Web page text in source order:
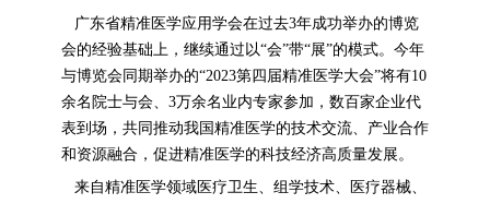
广东省精准医学应用学会在过去3年成功举办的博览
会的经验基础上，继续通过以“会”带“展”的模式。今年
与博览会同期举办的“2023第四届精准医学大会”将有10
余名院士与会、3万余名业内专家参加，数百家企业代
表到场，共同推动我国精准医学的技术交流、产业合作
和资源融合，促进精准医学的科技经济高质量发展。
来自精准医学领域医疗卫生、组学技术、医疗器械、